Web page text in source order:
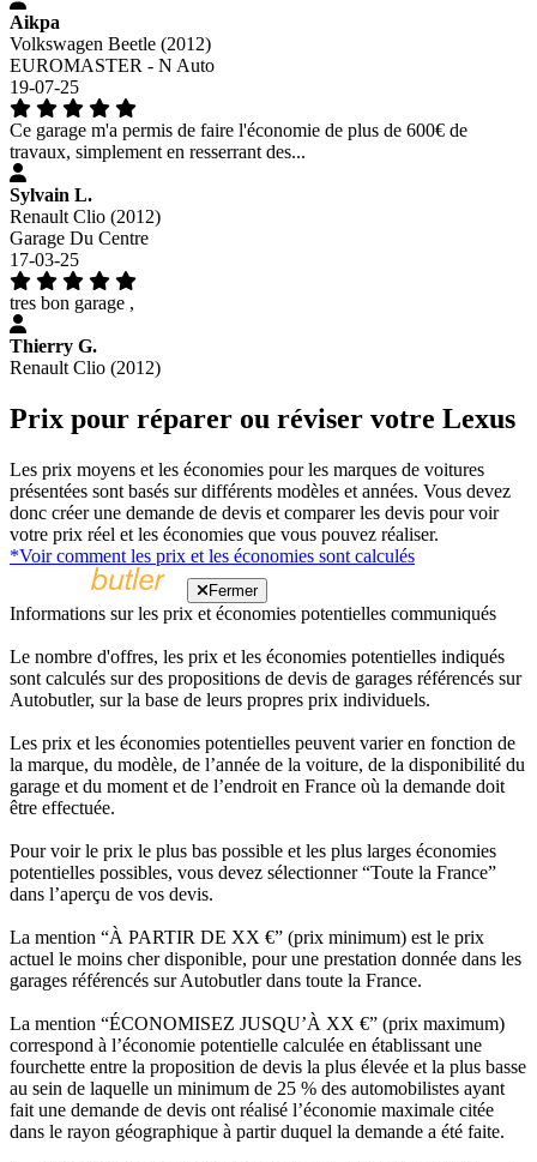
Aikpa
Volkswagen Beetle (2012)
EUROMASTER - N Auto
19-07-25
Ce garage m'a permis de faire l'économie de plus de 600€ de
travaux, simplement en resserrant des...
Sylvain L.
Renault Clio (2012)
Garage Du Centre
17-03-25
tres bon garage ,
Thierry G.
Renault Clio (2012)
Prix pour réparer ou réviser votre Lexus
Les prix moyens et les économies pour les marques de voitures
présentées sont basés sur différents modèles et années. Vous devez
donc créer une demande de devis et comparer les devis pour voir
votre prix réel et les économies que vous pouvez réaliser.
*Voir comment les prix et les économies sont calculés
Fermer
Informations sur les prix et économies potentielles communiqués
Le nombre d'offres, les prix et les économies potentielles indiqués
sont calculés sur des propositions de devis de garages référencés sur
Autobutler, sur la base de leurs propres prix individuels.
Les prix et les économies potentielles peuvent varier en fonction de
la marque, du modèle, de l’année de la voiture, de la disponibilité du
garage et du moment et de l’endroit en France où la demande doit
être effectuée.
Pour voir le prix le plus bas possible et les plus larges économies
potentielles possibles, vous devez sélectionner “Toute la France”
dans l’aperçu de vos devis.
La mention “À PARTIR DE XX €” (prix minimum) est le prix
actuel le moins cher disponible, pour une prestation donnée dans les
garages référencés sur Autobutler dans toute la France.
La mention “ÉCONOMISEZ JUSQU’À XX €” (prix maximum)
correspond à l’économie potentielle calculée en établissant une
fourchette entre la proposition de devis la plus élevée et la plus basse
au sein de laquelle un minimum de 25 % des automobilistes ayant
fait une demande de devis ont réalisé l’économie maximale citée
dans le rayon géographique à partir duquel la demande a été faite.